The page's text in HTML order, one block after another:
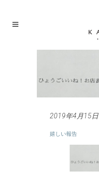
2019年4月15日
嬉しい報告